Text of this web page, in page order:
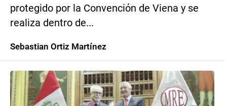
protegido por la Convención de Viena y se
realiza dentro de...
Sebastian Ortiz Martínez